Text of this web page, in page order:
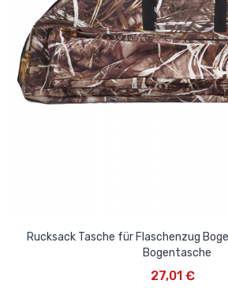
Rucksack Tasche für Flaschenzug
Bogentasche
27,01 €